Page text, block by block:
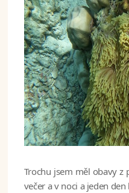
Trochu jsem měl obavy z
večer a v noci a jeden